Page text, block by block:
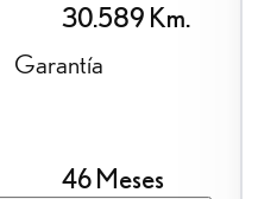
30.589 Km.
Garantía
46 Meses